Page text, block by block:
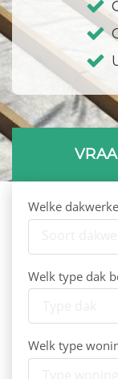
Welke
Welk type dak
Welk type